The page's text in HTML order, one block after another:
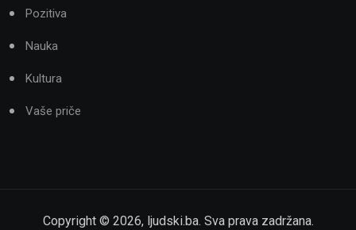
Pozitiva
Nauka
Kultura
Vaše priče
Copyright © 2026, ljudski.ba. Sva prava zadržana.